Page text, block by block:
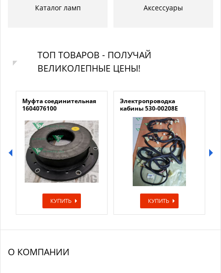
Каталог ламп Аксессуары
ТОП ТОВАРОВ - ПОЛУЧАЙ
ВЕЛИКОЛЕПНЫЕ ЦЕНЫ!
Муфта соединительная
1604076100
КУПИТЬ
Электропроводка
кабины 530-00208E
КУПИТЬ
О КОМПАНИИ